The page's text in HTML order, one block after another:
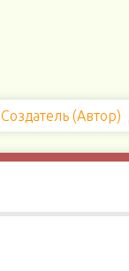
Создатель (Автор)